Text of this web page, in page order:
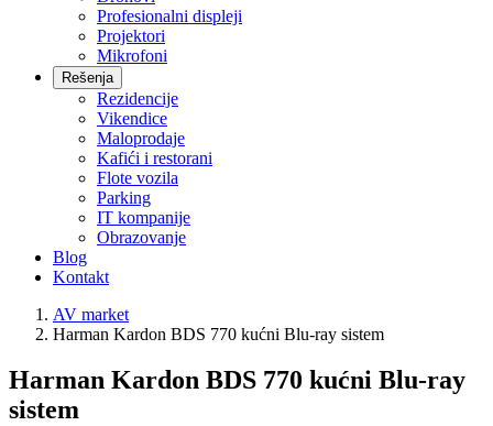
Profesionalni displeji
Projektori
Mikrofoni
Rešenja
Rezidencije
Vikendice
Maloprodaje
Kafići i restorani
Flote vozila
Parking
IT kompanije
Obrazovanje
Blog
Kontakt
AV market
Harman Kardon BDS 770 kućni Blu-ray sistem
Harman Kardon BDS 770 kućni Blu-ray
sistem